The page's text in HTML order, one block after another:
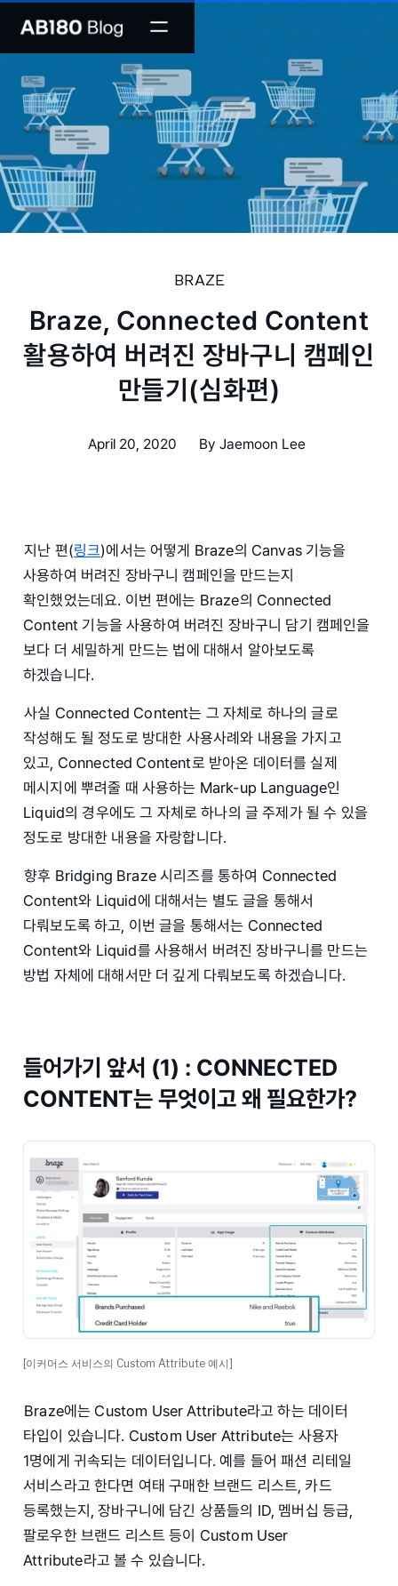
BRAZE
Braze, Connected Content
활용하여 버려진 장바구니 캠페인
만들기(심화편)
April 20, 2020 By Jaemoon Lee
지난 편(링크)에서는 어떻게 Braze의 Canvas 기능을
사용하여 버려진 장바구니 캠페인을 만드는지
확인했었는데요. 이번 편에는 Braze의 Connected
Content 기능을 사용하여 버려진 장바구니 담기 캠페인을
보다 더 세밀하게 만드는 법에 대해서 알아보도록
하겠습니다.
사실 Connected Content는 그 자체로 하나의 글로
작성해도 될 정도로 방대한 사용사례와 내용을 가지고
있고, Connected Content로 받아온 데이터를 실제
메시지에 뿌려줄 때 사용하는 Mark-up Language인
Liquid의 경우에도 그 자체로 하나의 글 주제가 될 수 있을
정도로 방대한 내용을 자랑합니다.
향후 Bridging Braze 시리즈를 통하여 Connected
Content와 Liquid에 대해서는 별도 글을 통해서
다뤄보도록 하고, 이번 글을 통해서는 Connected
Content와 Liquid를 사용해서 버려진 장바구니를 만드는
방법 자체에 대해서만 더 깊게 다뤄보도록 하겠습니다.
들어가기 앞서 (1) : CONNECTED
CONTENT는 무엇이고 왜 필요한가?
[이커머스 서비스의 Custom Attribute 예시]
Braze에는 Custom User Attribute라고 하는 데이터
타입이 있습니다. Custom User Attribute는 사용자
1명에게 귀속되는 데이터입니다. 예를 들어 패션 리테일
서비스라고 한다면 여태 구매한 브랜드 리스트, 카드
등록했는지, 장바구니에 담긴 상품들의 ID, 멤버십 등급,
팔로우한 브랜드 리스트 등이 Custom User
Attribute라고 볼 수 있습니다.